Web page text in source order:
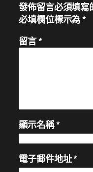
發佈留言必須填寫
必填欄位標示為*
留言*
顯示名稱*
電子郵件地址*